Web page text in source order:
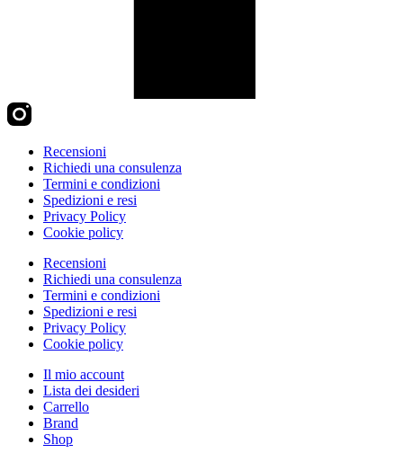
Recensioni
Richiedi una consulenza
Termini e condizioni
Spedizioni e resi
Privacy Policy
Cookie policy
Recensioni
Richiedi una consulenza
Termini e condizioni
Spedizioni e resi
Privacy Policy
Cookie policy
Il mio account
Lista dei desideri
Carrello
Brand
Shop